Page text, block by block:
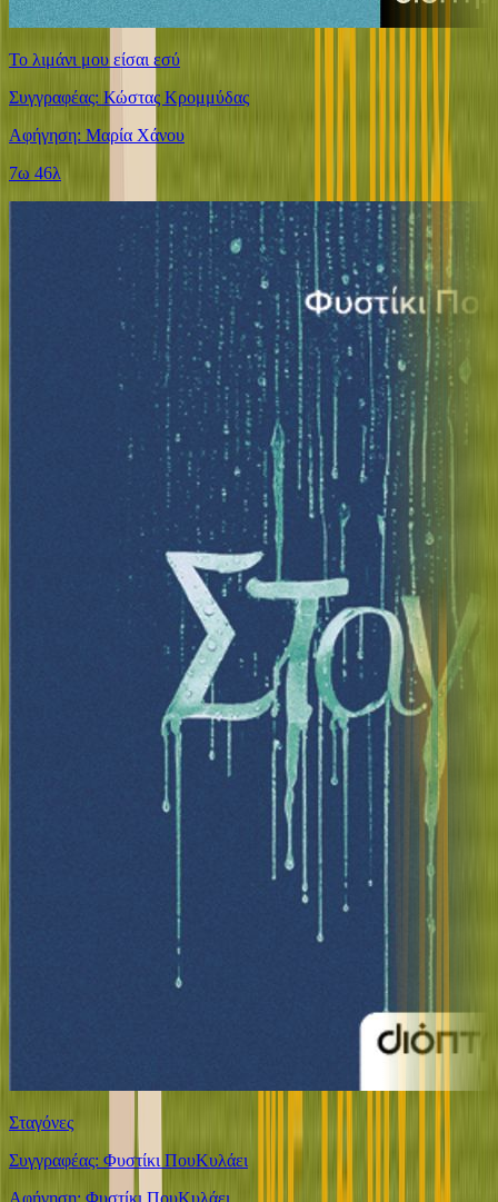
Το λιμάνι μου είσαι εσύ
Συγγραφέας: Κώστας Κρομμύδας
Αφήγηση: Μαρία Χάνου
7ω 46λ
Σταγόνες
Συγγραφέας: Φυστίκι ΠουΚυλάει
Αφήγηση: Φυστίκι ΠουΚυλάει